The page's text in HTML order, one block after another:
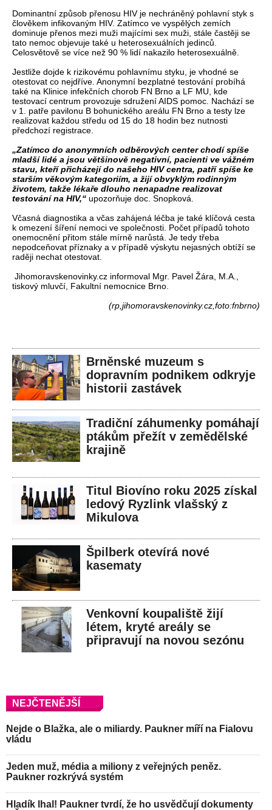
Dominantní způsob přenosu HIV je nechráněný pohlavní styk s
člověkem infikovaným HIV. Zatímco ve vyspělých zemích
dominuje přenos mezi muži majícími sex muži, stále častěji se
tato nemoc objevuje také u heterosexuálních jedinců.
Celosvětově se více než 90 % lidí nakazilo heterosexuálně.
Jestliže dojde k rizikovému pohlavnímu styku, je vhodné se
otestovat co nejdříve. Anonymní bezplatné testování probíhá
také na Klinice infekčních chorob FN Brno a LF MU, kde
testovací centrum provozuje sdružení AIDS pomoc. Nachází se
v 1. patře pavilonu B bohunického areálu FN Brno a testy lze
realizovat každou středu od 15 do 18 hodin bez nutnosti
předchozí registrace.
„Zatímco do anonymních odběrových center chodí spíše
mladší lidé a jsou většinově negativní, pacienti ve vážném
stavu, kteří přicházejí do našeho HIV centra, patří spíše ke
starším věkovým kategoriím, a žijí obvyklým rodinným
životem, takže lékaře dlouho nenapadne realizovat
testování na HIV,“ upozorňuje doc. Snopková.
Včasná diagnostika a včas zahájená léčba je také klíčová cesta
k omezení šíření nemoci ve společnosti. Počet případů tohoto
onemocnění přitom stále mírně narůstá. Je tedy třeba
nepodceňovat příznaky a v případě výskytu nejasných obtíží se
raději nechat otestovat.
Jihomoravskenovinky.cz informoval Mgr. Pavel Žára, M.A.,
tiskový mluvčí, Fakultní nemocnice Brno.
(rp,jihomoravskenovinky.cz,foto:fnbrno)
Brněnské muzeum s
dopravním podnikem odkryje
historii zastávek
Tradiční záhumenky pomáhají
ptákům přežít v zemědělské
krajině
Titul Biovíno roku 2025 získal
ledový Ryzlink vlašský z
Mikulova
Špilberk otevírá nové
kasematy
Venkovní koupaliště žijí
létem, kryté areály se
připravují na novou sezónu
NEJČTENĚJŠÍ
Nejde o Blažka, ale o miliardy. Paukner míří na Fialovu
vládu
Jeden muž, média a miliony z veřejných peněz.
Paukner rozkrývá systém
Hladík lhal! Paukner tvrdí, že ho usvědčují dokumenty